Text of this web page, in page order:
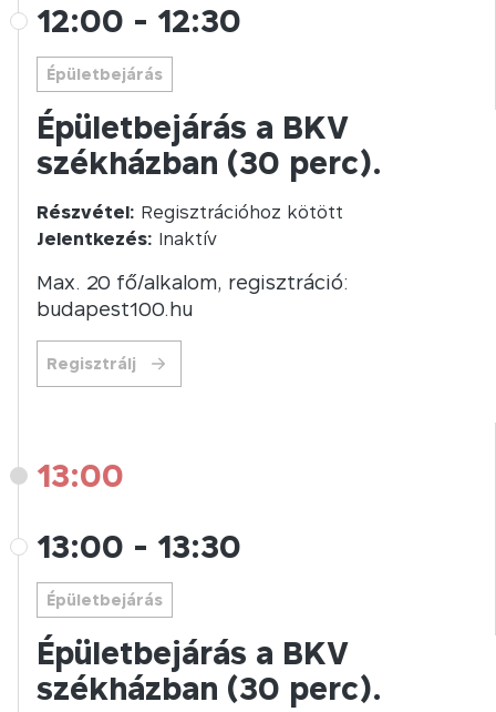
12:00 - 12:30
Épületbejárás
Épületbejárás a BKV
székházban (30 perc).
Részvétel: Regisztrációhoz kötött
Jelentkezés: Inaktív
Max. 20 fő/alkalom, regisztráció:
budapest100.hu
Regisztrálj
13:00
13:00 - 13:30
Épületbejárás
Épületbejárás a BKV
székházban (30 perc).